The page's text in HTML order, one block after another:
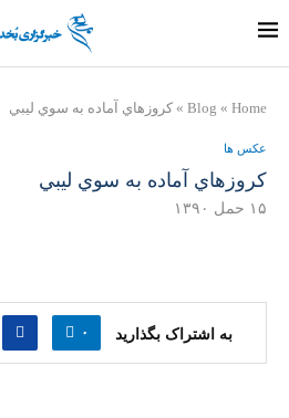
Home
»
Blog
» كروزهاي آماده به سوي ليبي
عکس ها
كروزهاي آماده به سوي ليبي
۱۵ حمل ۱۳۹۰
به اشتراک بگذارید ۰